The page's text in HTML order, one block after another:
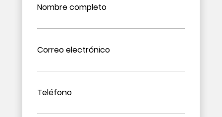
Nombre completo
Correo electrónico
Teléfono